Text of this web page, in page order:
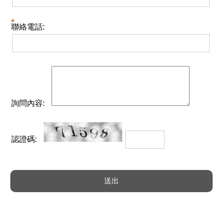
聯絡電話:
詢問內容:
認證碼: